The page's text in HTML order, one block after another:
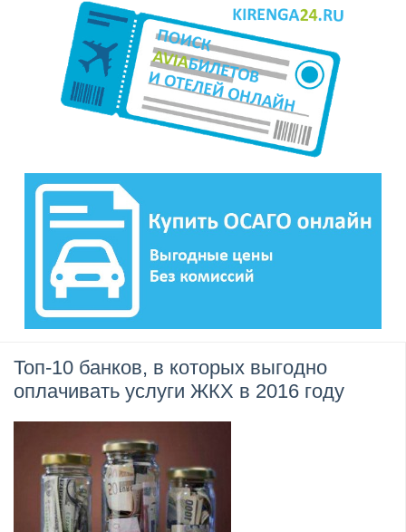
Топ-10 банков, в которых выгодно
оплачивать услуги ЖКХ в 2016 году